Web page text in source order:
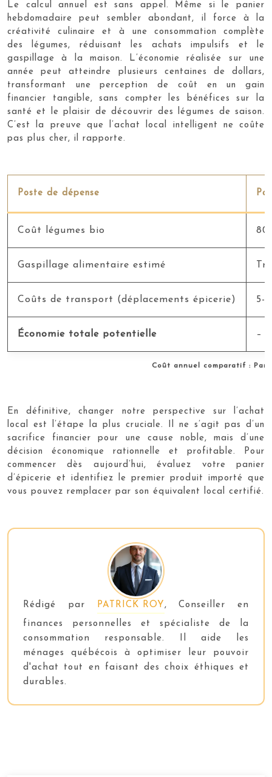
Le calcul annuel est sans appel. Même si le panier
hebdomadaire peut sembler abondant, il force à la
créativité culinaire et à une consommation complète
des légumes, réduisant les achats impulsifs et le
gaspillage à la maison. L’économie réalisée sur une
année peut atteindre plusieurs centaines de dollars,
transformant une perception de coût en un gain
financier tangible, sans compter les bénéfices sur la
santé et le plaisir de découvrir des légumes de saison.
C’est la preuve que l’achat local intelligent ne coûte
pas plus cher, il rapporte.
Coût annuel comparatif :
Poste de dépense
Coût légumes bio
Gaspillage alimentaire estimé
Coûts de transport (déplacements épicerie) 5-
Économie totale potentielle –
En définitive, changer notre perspective sur l’achat
local est l’étape la plus cruciale. Il ne s’agit pas d’un
sacrifice financier pour une cause noble, mais d’une
décision économique rationnelle et profitable. Pour
commencer dès aujourd’hui, évaluez votre panier
d’épicerie et identifiez le premier produit importé que
vous pouvez remplacer par son équivalent local certifié.
Rédigé par PATRICK ROY , Conseiller en
finances personnelles et spécialiste de la
consommation responsable. Il aide les
ménages québécois à optimiser leur pouvoir
d'achat tout en faisant des choix éthiques et
durables.